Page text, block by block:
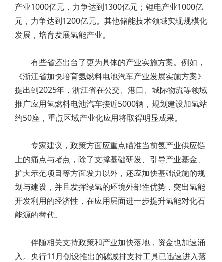
产业1000亿元，力争达到1300亿元；锂电产业1000亿
元，力争达到1200亿元。其他储能技术领域实现规模化
发展，培育发展氢能产业。
有些省还出台了更为具体的产业实施方案。例如，
《浙江省加快培育氢燃料电池汽车产业发展实施方案》
提出到2025年，浙江省在公交、港口、城际物流等领域
推广应用氢燃料电池汽车接近5000辆，规划建设加氢站
约50座，重点区域产业化应用将取得明显成果。
专家建议，政策方面应重点瞄准当前氢产业供应链
上的痛点与堵点，除了支撑基础研发、引导产业基金、
扩大示范项目等方面发力以外，还应加快基础设施的规
划与建设，并且发挥绿氢的环境外部性优势，突出氢能
开发利用的经济性，在应用层面进一步提升氢能对化石
能源的替代。
伴随相关支持政策和产业加快落地，资金也加速涌
入。央行11月创设推出的碳减排支持工具已迅速进入落